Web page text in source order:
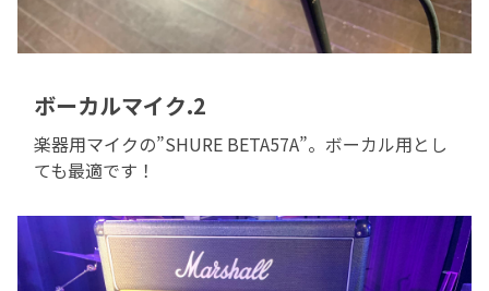
ボーカルマイク.2
楽器用マイクの”SHURE BETA57A”。ボーカル用とし
ても最適です！